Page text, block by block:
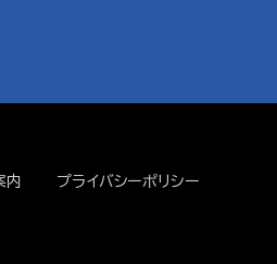
内 プライバシーポリシー